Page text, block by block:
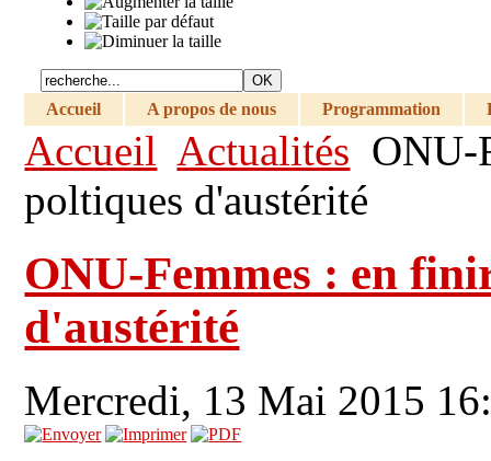
Accueil A propos de nous Programmation
Accueil Actualités ONU-
poltiques d'austérité
ONU-Femmes : en
d'austérité
Mercredi, 13 Mai 2015